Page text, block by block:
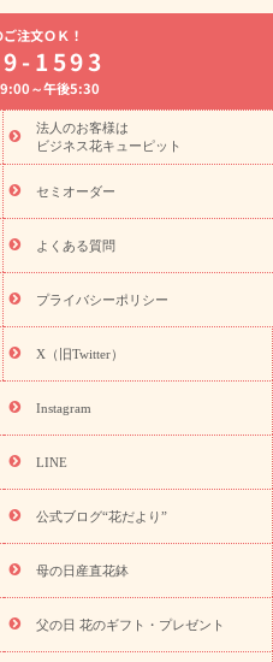
集
誕生日フラワーギフト特集
開店・開業祝い
供え・お悔やみの花
贈る花 胡蝶蘭・花鉢
ひまわり ギフト・プレゼント
季節のイベント
お盆 花（新
）
お盆・お供え 花とセットギ
フラワー
ひまわり ギフト・プ
元・暑中見舞い 花のギフト特集
ゼント特集
の日 花のおすすめランキング
敬
ント特集
敬老の日 花とセットギ
の花 全てのギフト一覧
キャン
アンズ』コラボキャンペーン
ペーン
誕生日の花を探す
ラワーギフト特集
ンドウ)
配達特急便 お祝い商品一覧
院祝い・快気祝い
祝いフラワー
・お悔やみの花
四十九日法要以
注文ＯＫ！
1593
～午後5:30
法人のお客様は
ビジネス花キューピット
セミオーダー
よくある質問
プライバシーポリシー
X（旧Twitter）
Instagram
LINE
公式ブログ“花だより”
母の日産直花鉢
父の日 花のギフト・プレゼント